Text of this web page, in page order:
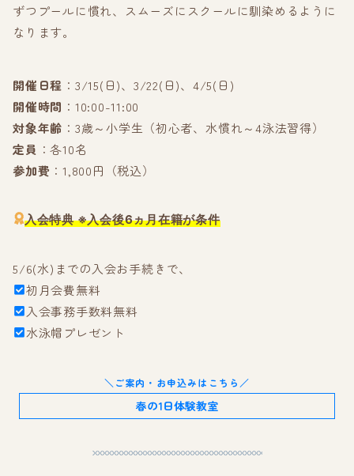
ずつプールに慣れ、スムーズにスクールに馴染めるように
なります。
開催日程 ：3/15(日)、3/22(日)、4/5(日)
開催時間 ：10:00-11:00
対象年齢 ：3歳～小学生（初心者、水慣れ～4泳法習得）
定員 ：各10名
参加費 ：1,800円（税込）
入会特典※入会後6ヵ月在籍が条件
5/6(水)までの入会お手続きで、
初月会費無料
入会事務手数料無料
水泳帽プレゼント
＼ご案内・お申込みはこちら／
春の1日体験教室